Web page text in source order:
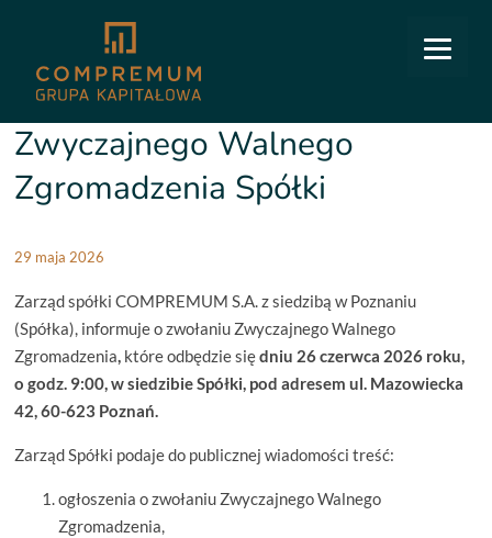
Relacje inwestorskie
Zwyczajnego Walnego Zgromadzenia Spółki
8/2026: Ogłoszenie o zwołaniu
Zwyczajnego Walnego
Zgromadzenia Spółki
29 maja 2026
Zarząd spółki COMPREMUM S.A. z siedzibą w Poznaniu
(Spółka), informuje o zwołaniu Zwyczajnego Walnego
Zgromadzenia, które odbędzie siędniu 26 czerwca 2026 roku,
o godz. 9:00, w siedzibie Spółki, pod adresem ul. Mazowiecka
42, 60-623 Poznań.
Zarząd Spółki podaje do publicznej wiadomości treść:
ogłoszenia o zwołaniu Zwyczajnego Walnego
Zgromadzenia,